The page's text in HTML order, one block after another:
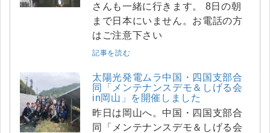
さんも一緒に行きます。 8日の朝
まで日本にいません。お電話の方
はご注意下さい
記事を読む
太陽光発電ムラ中国・四国支部合
同「メンテナンスデモ＆しげる会
in岡山」を開催しました
昨日は岡山へ。中国・四国支部合
同「メンテナンスデモ＆しげる会